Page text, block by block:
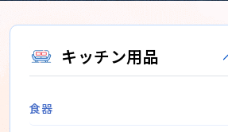
キッチン用品
食器